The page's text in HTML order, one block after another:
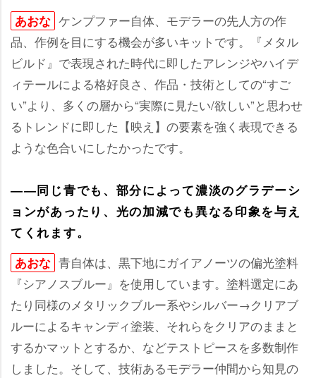
あおな ケンプファー自体、モデラーの先人方の作
品、作例を目にする機会が多いキットです。『メタル
ビルド』で表現された時代に即したアレンジやハイデ
ィテールによる格好良さ、作品・技術としての“すご
い”より、多くの層から“実際に見たい/欲しい”と思わせ
るトレンドに即した【映え】の要素を強く表現できる
ような色合いにしたかったです。
――同じ青でも、部分によって濃淡のグラデーシ
ョンがあったり、光の加減でも異なる印象を与え
てくれます。
あおな 青自体は、黒下地にガイアノーツの偏光塗料
『シアノスブルー』を使用しています。塗料選定にあ
たり同様のメタリックブルー系やシルバー→クリアブ
ルーによるキャンディ塗装、それらをクリアのままと
するかマットとするか、などテストピースを多数制作
しました。そして、技術あるモデラー仲間から知見の